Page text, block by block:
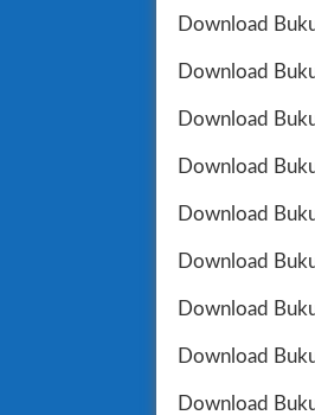
Download
Download
Download
Download
Download
Download
Download
Download
Download